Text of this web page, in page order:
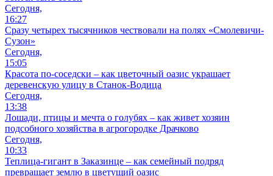
Сегодня,
16:27
Сразу четырех тысячников чествовали на полях «Смолевичи-
Сузон»
Сегодня,
15:05
Красота по-соседски – как цветочный оазис украшает
деревенскую улицу в Станок-Водица
Сегодня,
13:38
Лошади, птицы и мечта о голубях – как живет хозяин
подсобного хозяйства в агрогородке Драчково
Сегодня,
10:33
Теплица-гигант в Заказинце – как семейный подряд
превращает землю в цветущий оазис